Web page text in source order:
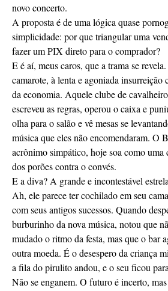
novo concerto.
A proposta é de uma lógica quase
simplicidade: por que triangular uma
fazer um PIX direto para o comprador?
E é aí, meus caros, que a trama se
camarote, à lenta e agoniada insurreição
da economia. Aquele clube de
escreveu as regras, operou o caixa e
olha para o salão e vê mesas se
música que eles não encomendaram. O
acrônimo simpático, hoje soa como
dos porões contra o convés.
E a diva? A grande e incontestável
Ah, ele parece ter cochilado em seu
com seus antigos sucessos. Quando
burburinho da nova música, notou que
mudado o ritmo da festa, mas que o bar
outra moeda. É o desespero da criança
a fila do pirulito andou, e o seu ficou
Não se enganem. O futuro é incerto,